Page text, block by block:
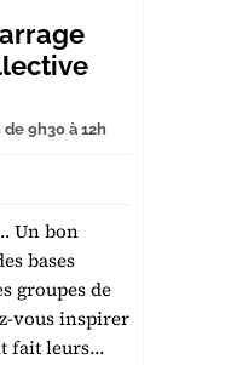
de 9h30 à 12h
Un bon
bases
groupes de
vous inspirer
fait leurs...